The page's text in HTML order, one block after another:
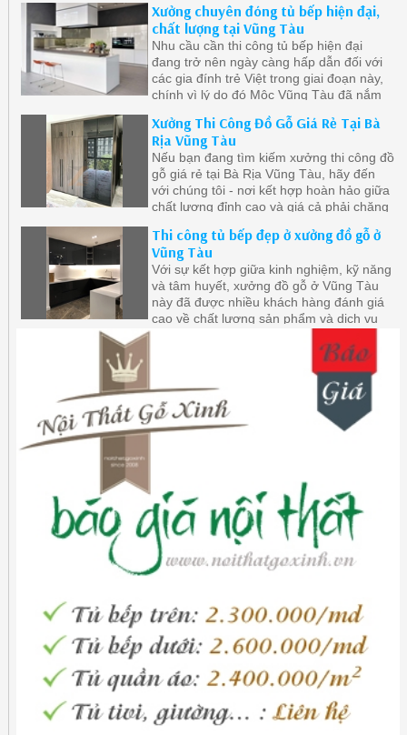
mang phong cách cá nhân của gia chủ.
Xưởng chuyên đóng tủ bếp hiện đại,
chất lượng tại Vũng Tàu
Nhu cầu cần thi công tủ bếp hiện đại
đang trở nên ngày càng hấp dẫn đối với
các gia đính trẻ Việt trong giai đoạn này,
chính vì lý do đó Mộc Vũng Tàu đã nắm
sàng lên thiết kế và thi công nội thất
phòng bếp cho quý khách.
Xưởng Thi Công Đồ Gỗ Giá Rẻ Tại Bà
Rịa Vũng Tàu
Nếu bạn đang tìm kiếm xưởng thi công đồ
gỗ giá rẻ tại Bà Rịa Vũng Tàu, hãy đến
với chúng tôi - nơi kết hợp hoàn hảo giữa
chất lượng đỉnh cao và giá cả phải chăng
Thi công tủ bếp đẹp ở xưởng đồ gỗ ở
Vũng Tàu
Với sự kết hợp giữa kinh nghiệm, kỹ năng
và tâm huyết, xưởng đồ gỗ ở Vũng Tàu
này đã được nhiều khách hàng đánh giá
cao về chất lượng sản phẩm và dịch vụ